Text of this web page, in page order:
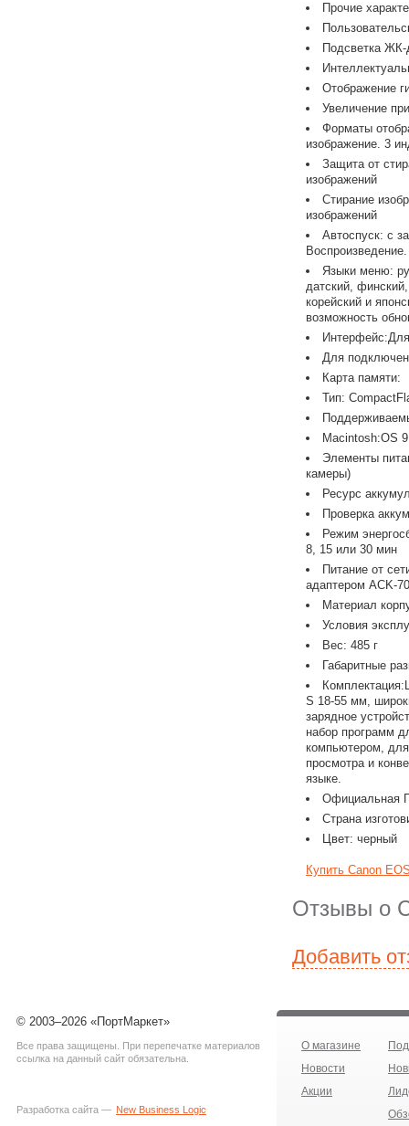
Прочие
Подсветка
Отображение
Увеличение
Форматы
изображение. 3
Защита от
изображений
Стирание
изображений
Автоспуск: с
Языки меню:
датский,
корейский и
возможность
Для
Карта памяти:
Тип:
Macintosh:OS
Элементы
камеры)
Ресурс
Проверка
Режим
8, 15 или 30 мин
Питание от
адаптером ACK-
Материал
Условия
Вес: 485 г
Габаритные
S 18-55 мм,
зарядное
набор программ
компьютером,
просмотра и
языке.
Официальная
Страна
Цвет: черный
Купить Canon
Отзывы о
Добавить
© 2003–2026 «ПортМаркет»
Все права защищены. При перепечатке материалов
ссылка на данный сайт обязательна.
Разработка сайта — New Business Logic
О магазине
Новости
Акции